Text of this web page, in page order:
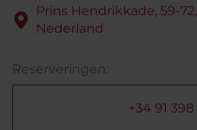
Prins Hendrikkade, 59-
Nederland
Reserveringen:
+34 91 398